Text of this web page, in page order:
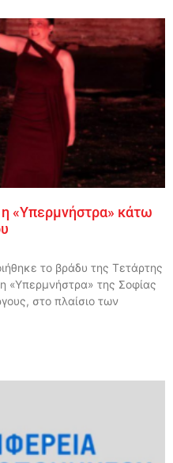
«Υπερμνήστρα» κάτω
το βράδυ της Τετάρτης
«Υπερμνήστρα» της Σοφίας
στο πλαίσιο των